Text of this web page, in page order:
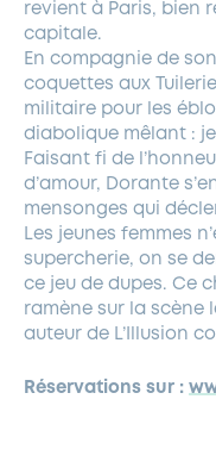
revient à Paris, bien
capitale.
En compagnie de
coquettes aux
militaire pour les
diabolique mêlant :
Faisant fi de
d’amour, Dorante
mensonges qui
Les jeunes femmes
supercherie, on se
ce jeu de dupes. Ce
ramène sur la scène
auteur de L’Illusion
Réservations sur :